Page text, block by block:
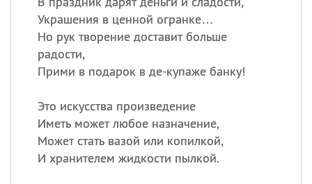
Украшения в ценной огранке…
Но рук творение доставит больше
радости,
Прими в подарок в де-купаже банку!
Это искусства произведение
Иметь может любое назначение,
Может стать вазой или копилкой,
И хранителем жидкости пылкой.